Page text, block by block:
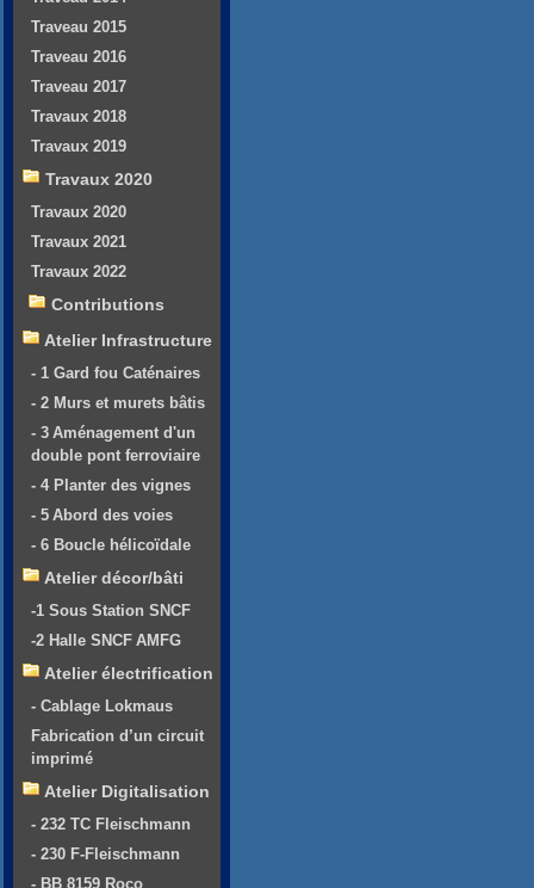
Traveau 2015
Traveau 2016
Traveau 2017
Travaux 2018
Travaux 2019
Travaux 2020
Travaux 2020
Travaux 2021
Travaux 2022
Contributions
Atelier Infrastructure
- 1 Gard fou Caténaires
- 2 Murs et murets bâtis
- 3 Aménagement d'un
double pont ferroviaire
- 4 Planter des vignes
- 5 Abord des voies
- 6 Boucle hélicoïdale
Atelier décor/bâti
-1 Sous Station SNCF
-2 Halle SNCF AMFG
Atelier électrification
- Cablage Lokmaus
Fabrication d’un circuit
imprimé
Atelier Digitalisation
- 232 TC Fleischmann
- 230 F-Fleischmann
- BB 8159 Roco